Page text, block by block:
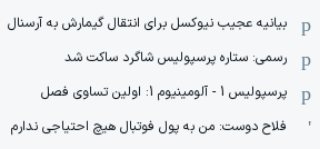
بیانیه عجیب نیوکسل برای انتقال گیمارش به آرسنال
رسمی: ستاره پرسپولیس شاگرد ساکت شد
پرسپولیس 1 - آلومینیوم 1: اولین تساوی فصل
فلاح دوست: من به پول فوتبال هیچ احتیاجی ندارم